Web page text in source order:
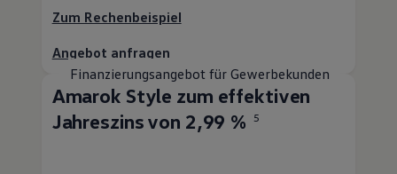
Zum Rechenbeispiel
Angebot anfragen
Finanzierungsangebot für Gewerbekunden
Amarok Style zum effektiven
Jahreszins von 2,99 %
5